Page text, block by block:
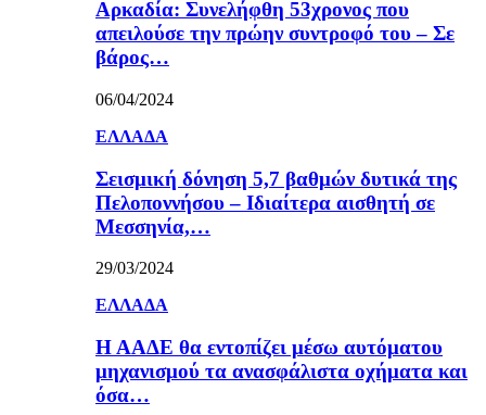
Αρκαδία: Συνελήφθη 53χρονος που
απειλούσε την πρώην συντροφό του – Σε
βάρος…
06/04/2024
ΕΛΛΑΔΑ
Σεισμική δόνηση 5,7 βαθμών δυτικά της
Πελοποννήσου – Ιδιαίτερα αισθητή σε
Μεσσηνία,…
29/03/2024
ΕΛΛΑΔΑ
Η ΑΑΔΕ θα εντοπίζει μέσω αυτόματου
μηχανισμού τα ανασφάλιστα οχήματα και
όσα…